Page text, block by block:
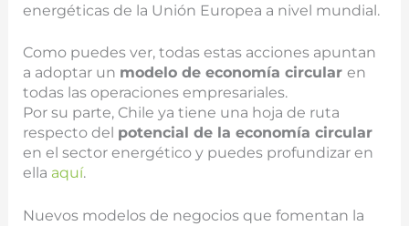
energéticas de la Unión Europea a nivel mundial.
Como puedes ver, todas estas acciones apuntan
a adoptar un modelo de economía circular en
todas las operaciones empresariales.
Por su parte, Chile ya tiene una hoja de ruta
respecto del potencial de la economía circular
en el sector energético y puedes profundizar en
ella aquí.
Nuevos modelos de negocios que fomentan la